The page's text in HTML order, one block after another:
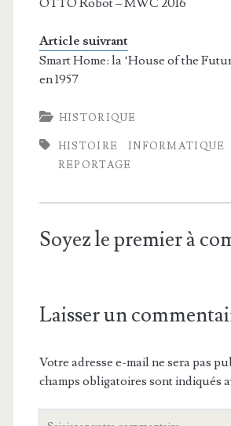
Article suivrant
Smart Home: la ‘House of the
en 1957
HISTORIQUE
HISTOIRE
INFORMATIQUE
REPORTAGE
Soyez le premier à
Laisser un
Votre adresse e-mail ne sera pas
champs obligatoires sont indiqués